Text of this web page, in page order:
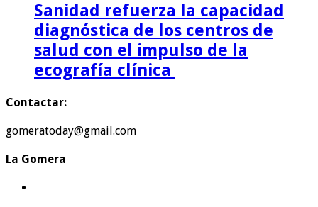
Sanidad refuerza la capacidad
diagnóstica de los centros de
salud con el impulso de la
ecografía clínica
Contactar:
gomeratoday@gmail.com
La Gomera